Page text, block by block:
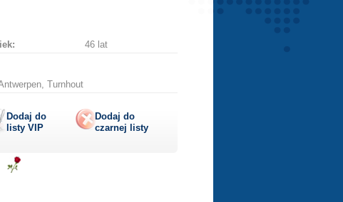
46 lat
Turnhout
Dodaj do
listy VIP
Dodaj do
czarnej listy